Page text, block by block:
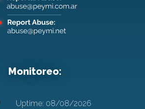
Monitoreo:
Uptime: 08/08/2026